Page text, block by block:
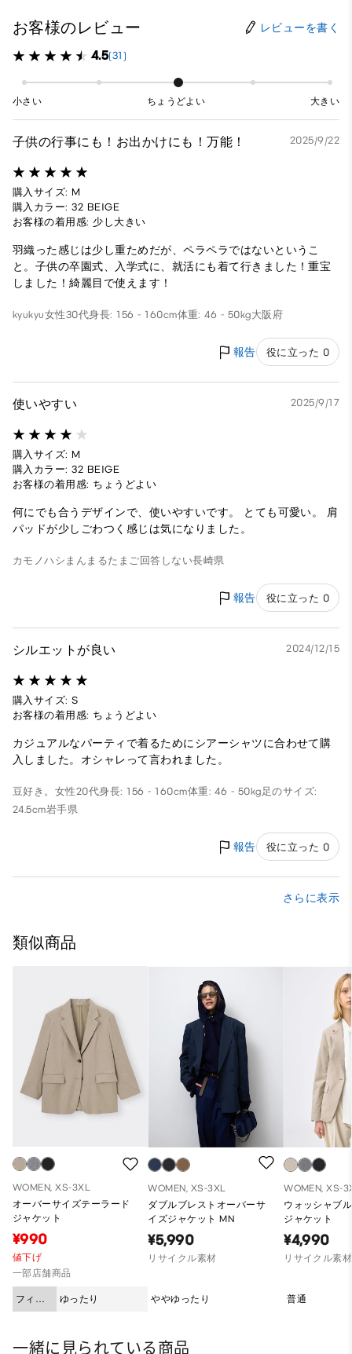
お客様のレビュー レビューを書く
4.5(31)
小さい ちょうどよい 大きい
子供の行事にも！お出かけにも！万能！ 2025/9/22
購入サイズ: M
購入カラー: 32 BEIGE
お客様の着用感: 少し大きい
羽織った感じは少し重ためだが、ペラペラではないというこ
と。子供の卒園式、入学式に、就活にも着て行きました！重宝
しました！綺麗目で使えます！
kyukyu女性30代身長: 156 - 160cm体重: 46 - 50kg大阪府
報告 役に立った 0
使いやすい 2025/9/17
購入サイズ: M
購入カラー: 32 BEIGE
お客様の着用感: ちょうどよい
何にでも合うデザインで、使いやすいです。 とても可愛い。 肩
パッドが少しごわつく感じは気になりました。
カモノハシまんまるたまご 回答しない長崎県
報告 役に立った 0
シルエットが良い 2024/12/15
購入サイズ: S
お客様の着用感: ちょうどよい
カジュアルなパーティで着るためにシアーシャツに合わせて購
入しました。オシャレって言われました。
豆好き。 女性20代身長: 156 - 160cm体重: 46 - 50kg足のサイズ:
24.5cm岩手県
報告 役に立った 0
さらに表示
類似商品
WOMEN, XS-3XL
オーバーサイズテーラード
ジャケット
¥990
値下げ
一部店舗商品
フィッ
ト
ゆったり
WOMEN, XS-3XL
ダブルブレストオーバーサ
イズジャケット MN
¥5,990
リサイクル素材
ややゆったり
WOMEN, XS-
ウォッシャブ
ジャケット
¥4,990
リサイクル素材
普通
一緒に見られている商品